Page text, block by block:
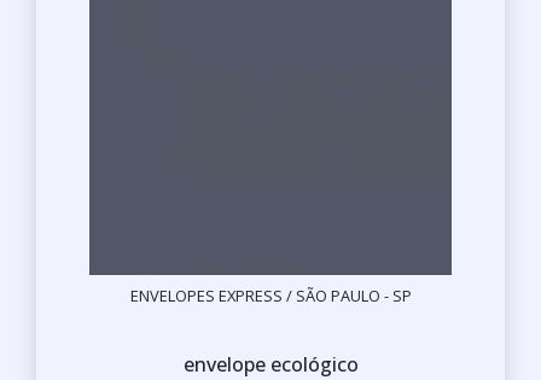
ENVELOPES EXPRESS / SÃO PAULO - SP
envelope ecológico